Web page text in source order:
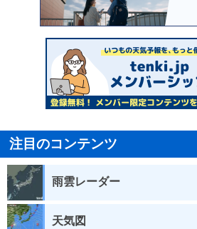
注目のコンテンツ
雨雲レーダー
天気図